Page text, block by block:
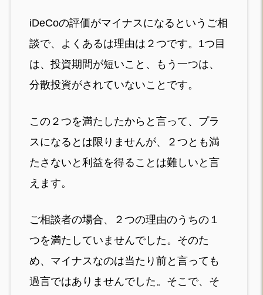
iDeCoの評価がマイナスになるというご相
談で、よくあるは理由は２つです。1つ目
は、投資期間が短いこと、もう一つは、
分散投資がされていないことです。
この２つを満たしたからと言って、プラ
スになるとは限りませんが、２つとも満
たさないと利益を得ることは難しいと言
えます。
ご相談者の場合、２つの理由のうちの１
つを満たしていませんでした。そのた
め、マイナスなのは当たり前と言っても
過言ではありませんでした。そこで、そ